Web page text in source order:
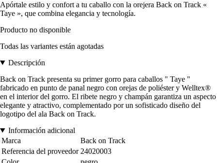
Apórtale estilo y confort a tu caballo con la orejera Back on Track «
Taye », que combina elegancia y tecnología.
Producto no disponible
Todas las variantes están agotadas
Descripción
Back on Track presenta su primer gorro para caballos " Taye "
fabricado en punto de panal negro con orejas de poliéster y Welltex®
en el interior del gorro. El ribete negro y champán garantiza un aspecto
elegante y atractivo, complementado por un sofisticado diseño del
logotipo del ala Back on Track.
Información adicional
Marca
Back on Track
Referencia del proveedor 24020003